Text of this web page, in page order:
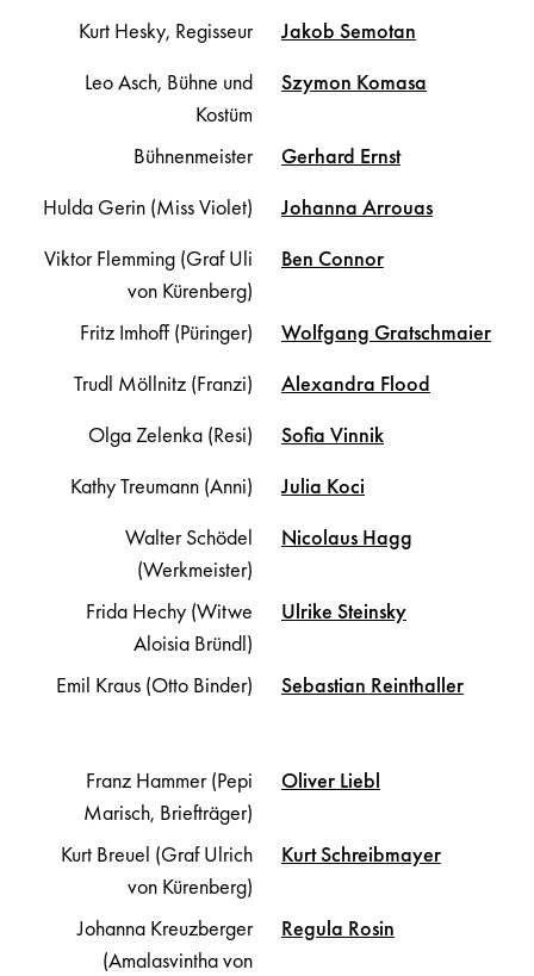
Kurt Hesky, Regisseur Jakob Semotan
Leo Asch, Bühne und
Kostüm
Szymon Komasa
Bühnenmeister Gerhard Ernst
Hulda Gerin (Miss Violet)
Johanna Arrouas
Viktor Flemming (Graf Uli
von Kürenberg)
Ben Connor
Fritz Imhoff (Püringer) Wolfgang Gratschmaier
Trudl Möllnitz (Franzi)
Alexandra Flood
Olga Zelenka (Resi)
Sofia Vinnik
Kathy Treumann (Anni)
Julia Koci
Walter Schödel
(Werkmeister)
Nicolaus Hagg
Frida Hechy (Witwe
Aloisia Bründl)
Ulrike Steinsky
Emil Kraus (Otto Binder) Sebastian Reinthaller
Franz Hammer (Pepi
Marisch, Briefträger)
Oliver Liebl
Kurt Breuel (Graf Ulrich
von Kürenberg)
KurtSchreibmayer
Johanna Kreuzberger
(Amalasvintha von
Regula Rosin